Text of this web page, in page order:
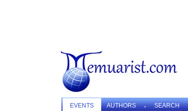
EVENTS AUTHORS SEARCH